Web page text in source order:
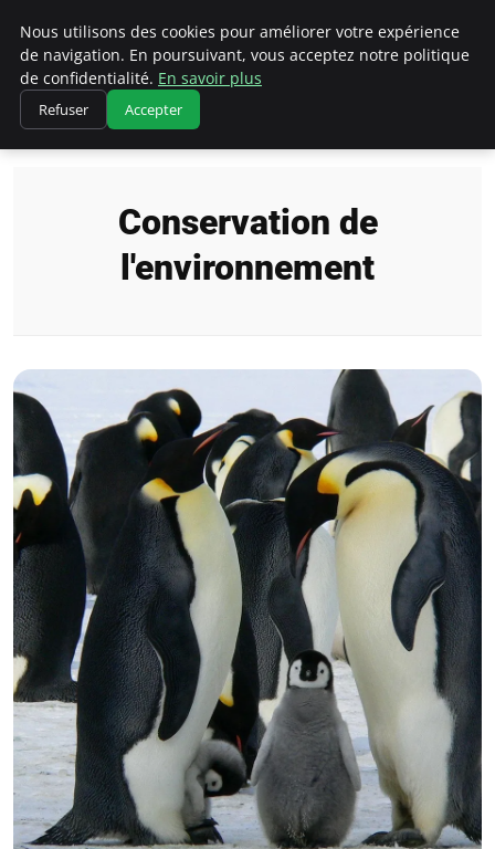
Climatedebtagents
Accueil Conservation de l'environnement
Conservation de
l'environnement
Nous utilisons des cookies pour améliorer votre expérience
de navigation. En poursuivant, vous acceptez notre politique
de confidentialité. En savoir plus
Refuser Accepter